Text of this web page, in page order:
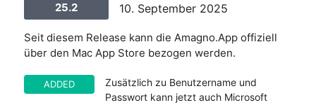
25.2 10. September 2025
Seit diesem Release kann die Amagno.App offiziell
über den Mac App Store bezogen werden.
ADDED
Zusätzlich zu Benutzername und
Passwort kann jetzt auch Microsoft